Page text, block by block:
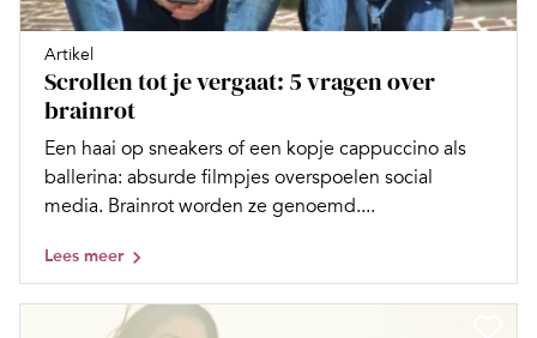
Artikel
Scrollen tot je vergaat: 5 vragen over
brainrot
Een haai op sneakers of een kopje cappuccino als
ballerina: absurde filmpjes overspoelen social
media. Brainrot worden ze genoemd....
Lees meer